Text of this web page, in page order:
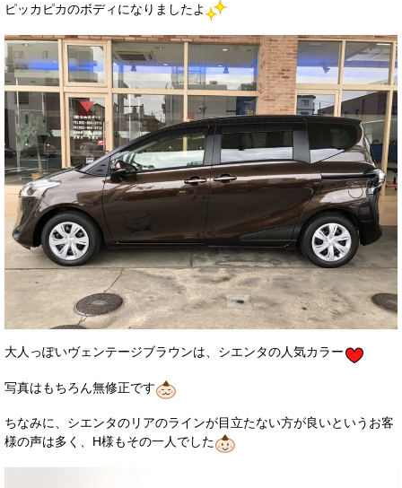
電話はこちら
ピッカピカのボディになりましたよ
大人っぽいヴェンテージブラウンは、シエンタの人気カラー
写真はもちろん無修正です
ちなみに、シエンタのリアのラインが目立たない方が良いというお客
様の声は多く、H様もその一人でした